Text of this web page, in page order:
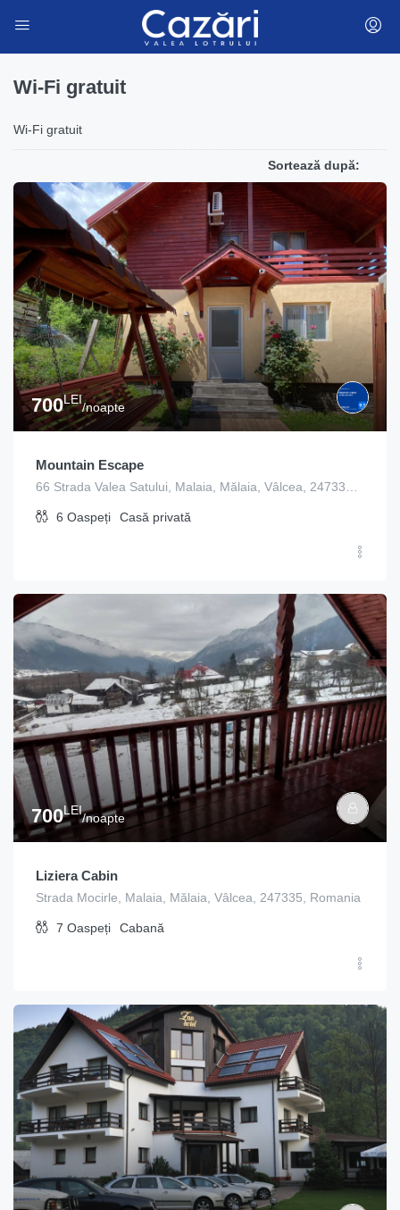
Wi-Fi gratuit
Wi-Fi gratuit
Sortează după:
700LEI
/noapte
Mountain Escape
6 Oaspeți Casă privată
700LEI
/noapte
Liziera Cabin
Strada Mocirle, Malaia, Mălaia, Vâlcea, 247335, Romania
7 Oaspeți Cabană